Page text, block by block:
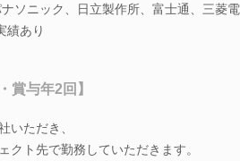
ソニック、日立製作所、富士通、三菱
績あり
賞与年2回】
いただき、
クト先で勤務していただきます。